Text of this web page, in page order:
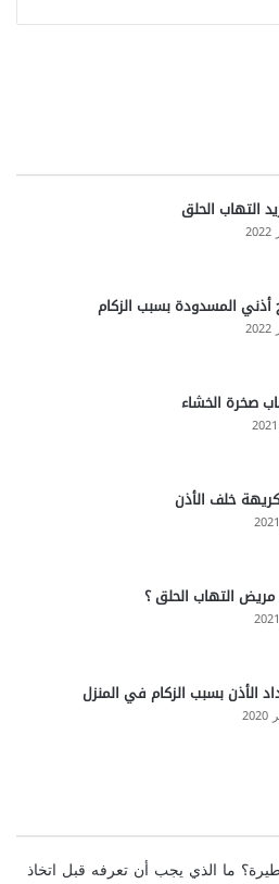
التهاب الحلق
المسدودة بسبب الزكام
صخرة الخشاء
خلف الأذن
مريض التهاب الحلق ؟
الأذن بسبب الزكام في المنزل
ما الذي يجب أن تعرفه قبل اتخاذ